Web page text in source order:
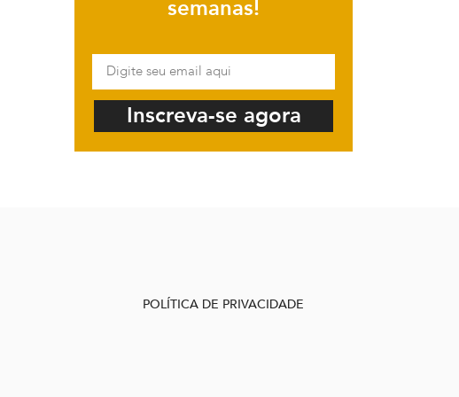
semanas!
Inscreva-se agora
POLÍTICA DE PRIVACIDADE